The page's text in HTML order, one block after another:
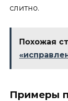
слитно.
Похожая
Примеры